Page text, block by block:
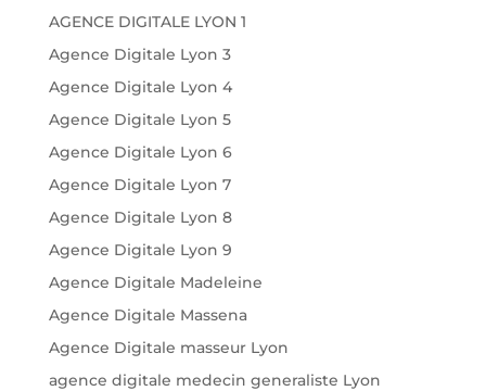
AGENCE DIGITALE LYON 1
Agence Digitale Lyon 3
Agence Digitale Lyon 4
Agence Digitale Lyon 5
Agence Digitale Lyon 6
Agence Digitale Lyon 7
Agence Digitale Lyon 8
Agence Digitale Lyon 9
Agence Digitale Madeleine
Agence Digitale Massena
Agence Digitale masseur Lyon
agence digitale medecin generaliste Lyon